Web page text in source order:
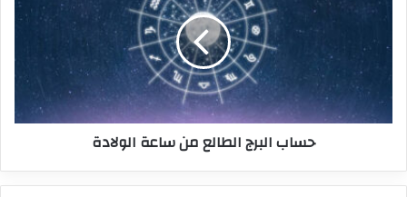
حساب البرج الطالع من ساعة الولادة